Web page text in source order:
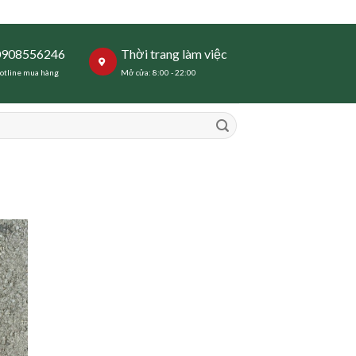
mua hàng
Thời trang làm việc
Mở cửa: 8:00 - 22:00